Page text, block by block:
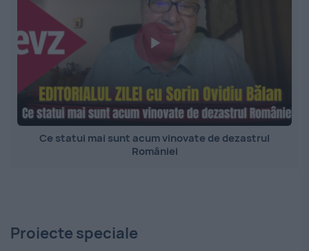
Ce statui mai sunt acum vinovate de dezastrul
României
Proiecte speciale